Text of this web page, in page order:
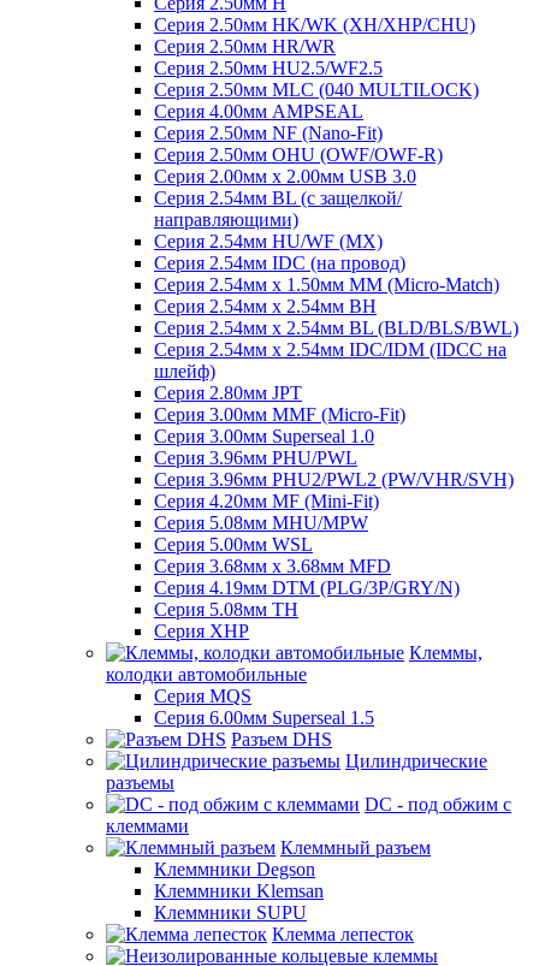
Серия 2.50мм HK/WK (XH/XHP/CHU)
Серия 2.50мм HR/WR
Серия 2.50мм HU2.5/WF2.5
Серия 2.50мм MLC (040 MULTILOCK)
Серия 4.00мм AMPSEAL
Серия 2.50мм NF (Nano-Fit)
Серия 2.50мм OHU (OWF/OWF-R)
Серия 2.00мм x 2.00мм USB 3.0
Серия 2.54мм BL (с защелкой/
направляющими)
Серия 2.54мм HU/WF (MX)
Серия 2.54мм IDC (на провод)
Серия 2.54мм х 1.50мм MM (Micro-Match)
Серия 2.54мм х 2.54мм BH
Серия 2.54мм х 2.54мм BL (BLD/BLS/BWL)
Серия 2.54мм х 2.54мм IDC/IDM (IDCC на
шлейф)
Серия 2.80мм JPT
Серия 3.00мм MMF (Micro-Fit)
Серия 3.00мм Superseal 1.0
Серия 3.96мм PHU/PWL
Серия 3.96мм PHU2/PWL2 (PW/VHR/SVH)
Серия 4.20мм MF (Mini-Fit)
Серия 5.08мм MHU/MPW
Серия 5.00мм WSL
Серия 3.68мм х 3.68мм MFD
Серия 4.19мм DTM (PLG/3P/GRY/N)
Серия 5.08мм TH
Серия XHP
Клеммы,
колодки автомобильные
Серия MQS
Серия 6.00мм Superseal 1.5
Разъем DHS
Цилиндрические
разъемы
DC - под обжим с
клеммами
Клеммный разъем
Клеммники Degson
Клеммники Klemsan
Клеммники SUPU
Клемма лепесток